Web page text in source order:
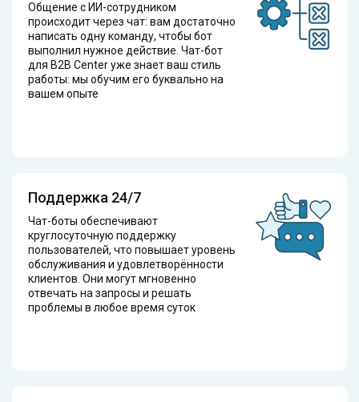
Общение с ИИ-сотрудником
происходит через чат: вам достаточно
написать одну команду, чтобы бот
выполнил нужное действие. Чат-бот
для B2B Center уже знает ваш стиль
работы: мы обучим его буквально на
вашем опыте
Поддержка 24/7
Чат-боты обеспечивают
круглосуточную поддержку
пользователей, что повышает уровень
обслуживания и удовлетворённости
клиентов. Они могут мгновенно
отвечать на запросы и решать
проблемы в любое время суток